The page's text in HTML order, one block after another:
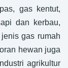
gas kentut,
dan kerbau,
gas rumah
hewan juga
agrikultur